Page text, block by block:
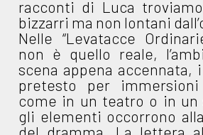
racconti di Luca
bizzarri ma non lontani
Nelle “Levatacce
non è quello reale,
scena appena accennata,
pretesto per immersioni
come in un teatro o in un
gli elementi occorrono